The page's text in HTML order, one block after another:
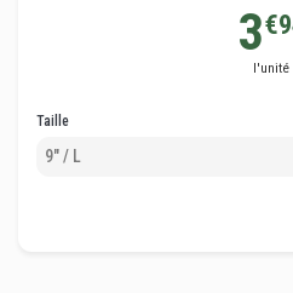
3
l'unité
Taille